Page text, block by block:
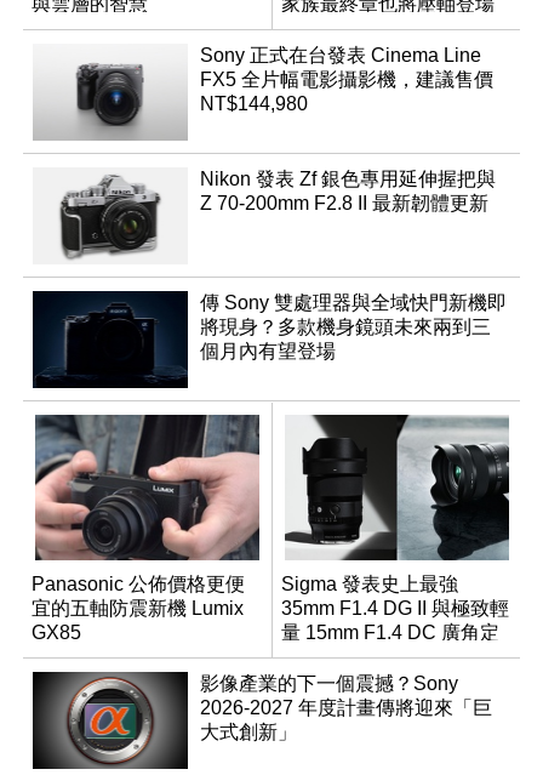
App「Atmos」登場
Sony 正式在台發表 Cinema Line
FX5 全片幅電影攝影機，建議售價
NT$144,980
Nikon 發表 Zf 銀色專用延伸握把與
Z 70-200mm F2.8 II 最新韌體更新
傳 Sony 雙處理器與全域快門新機即
將現身？多款機身鏡頭未來兩到三
個月內有望登場
Panasonic 公佈價格更便
宜的五軸防震新機 Lumix
GX85
Sigma 發表史上最強
35mm F1.4 DG II 與極致輕
量 15mm F1.4 DC 廣角定
焦鏡
影像產業的下一個震撼？Sony
2026-2027 年度計畫傳將迎來「巨
大式創新」